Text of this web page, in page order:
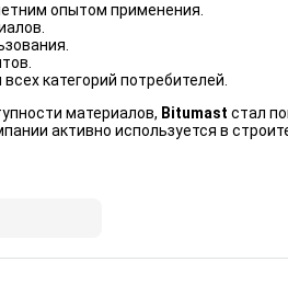
опытом применения.
категорий потребителей.
материалов, Bitumast стал
активно используется в